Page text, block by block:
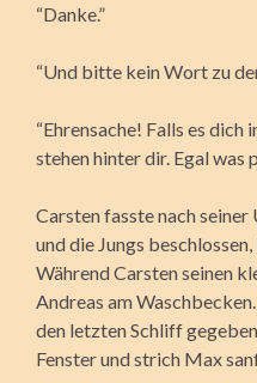
“Danke.”
“Und bitte kein Wort zu
“Ehrensache! Falls es
stehen hinter dir. Egal was
Carsten fasste nach seiner
und die Jungs
Während Carsten seinen
Andreas am
den letzten Schliff
Fenster und strich Max